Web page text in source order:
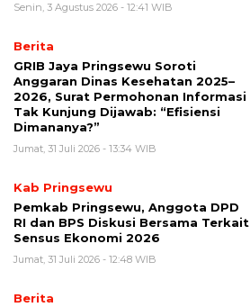
Senin, 3 Agustus 2026 - 12:41 WIB
Berita
GRIB Jaya Pringsewu Soroti
Anggaran Dinas Kesehatan 2025–
2026, Surat Permohonan Informasi
Tak Kunjung Dijawab: “Efisiensi
Dimananya?”
Jumat, 31 Juli 2026 - 13:34 WIB
Kab Pringsewu
Pemkab Pringsewu, Anggota DPD
RI dan BPS Diskusi Bersama Terkait
Sensus Ekonomi 2026
Jumat, 31 Juli 2026 - 12:48 WIB
Berita